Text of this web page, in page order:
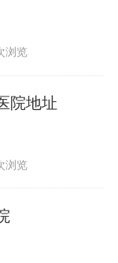
浏览
院地址
浏览